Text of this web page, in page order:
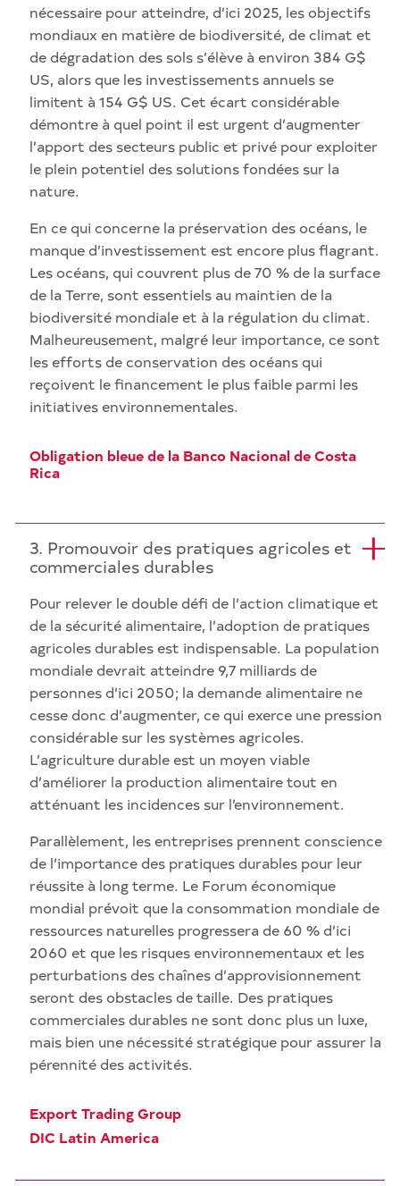
nécessaire pour atteindre, d’ici 2025, les objectifs
mondiaux en matière de biodiversité, de climat et
de dégradation des sols s’élève à environ 384 G$
US, alors que les investissements annuels se
limitent à 154 G$ US. Cet écart considérable
démontre à quel point il est urgent d’augmenter
l’apport des secteurs public et privé pour exploiter
le plein potentiel des solutions fondées sur la
nature.
En ce qui concerne la préservation des océans, le
manque d’investissement est encore plus flagrant.
Les océans, qui couvrent plus de 70 % de la surface
de la Terre, sont essentiels au maintien de la
biodiversité mondiale et à la régulation du climat.
Malheureusement, malgré leur importance, ce sont
les efforts de conservation des océans qui
reçoivent le financement le plus faible parmi les
initiatives environnementales.
Obligation bleue de la Banco Nacional de Costa
Rica
3. Promouvoir des pratiques agricoles et
commerciales durables
Pour relever le double défi de l’action climatique et
de la sécurité alimentaire, l’adoption de pratiques
agricoles durables est indispensable. La population
mondiale devrait atteindre 9,7 milliards de
personnes d’ici 2050; la demande alimentaire ne
cesse donc d’augmenter, ce qui exerce une pression
considérable sur les systèmes agricoles.
L’agriculture durable est un moyen viable
d’améliorer la production alimentaire tout en
atténuant les incidences sur l’environnement.
Parallèlement, les entreprises prennent conscience
de l’importance des pratiques durables pour leur
réussite à long terme. Le Forum économique
mondial prévoit que la consommation mondiale de
ressources naturelles progressera de 60 % d’ici
2060 et que les risques environnementaux et les
perturbations des chaînes d’approvisionnement
seront des obstacles de taille. Des pratiques
commerciales durables ne sont donc plus un luxe,
mais bien une nécessité stratégique pour assurer la
pérennité des activités.
Export Trading Group
DIC Latin America